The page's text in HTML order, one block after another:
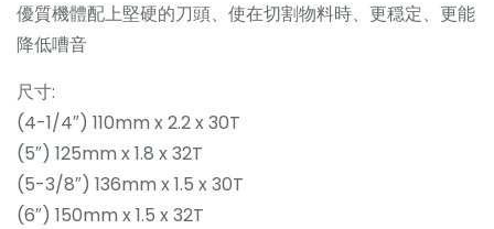
優質機體配上堅硬的刀頭、使在切割物料時、更穏定、更能
降低嘈音
尺寸:
(4-1/4″) 110mm x 2.2 x 30T
(5″) 125mm x 1.8 x 32T
(5-3/8″) 136mm x 1.5 x 30T
(6″) 150mm x 1.5 x 32T